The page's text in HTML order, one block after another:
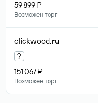
59 899 ₽
Возможен торг
clickwood.ru
?
151 067 ₽
Возможен торг